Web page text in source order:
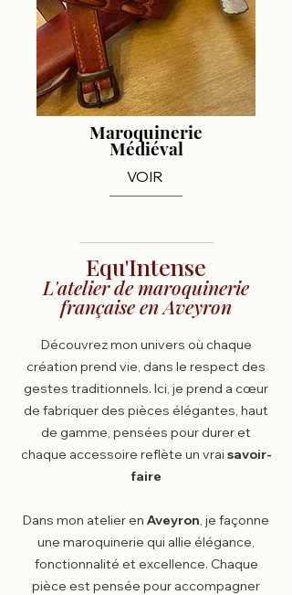
Maroquinerie
Médiéval
VOIR
Equ'Intense
L'atelier de maroquinerie
française en Aveyron
Découvrez mon univers où chaque
création prend vie, dans le respect des
gestes traditionnels. Ici, je prend a cœur
de fabriquerdes pièces élégantes, haut
de gamme, pensées pour durer et
chaque accessoire reflète un vrai savoir-
faire
Dans mon atelier en Aveyron, je façonne
une maroquinerie qui allie élégance,
fonctionnalité et excellence. Chaque
pièce est pensée pour accompagner